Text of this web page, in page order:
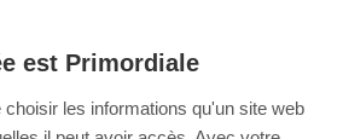
est Primordiale
choisir les informations qu'un site web